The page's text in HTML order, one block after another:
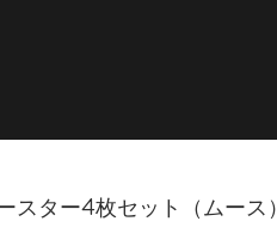
ター4枚セット（ムース）